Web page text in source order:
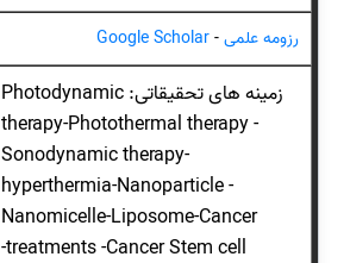
رزومه علمی-
Google Scholar
زمینه های تحقیقاتی: Photodynamic
therapy-Photothermal therapy -
Sonodynamic therapy-
hyperthermia-Nanoparticle -
Nanomicelle-Liposome-Cancer
treatments -Cancer Stem cell-